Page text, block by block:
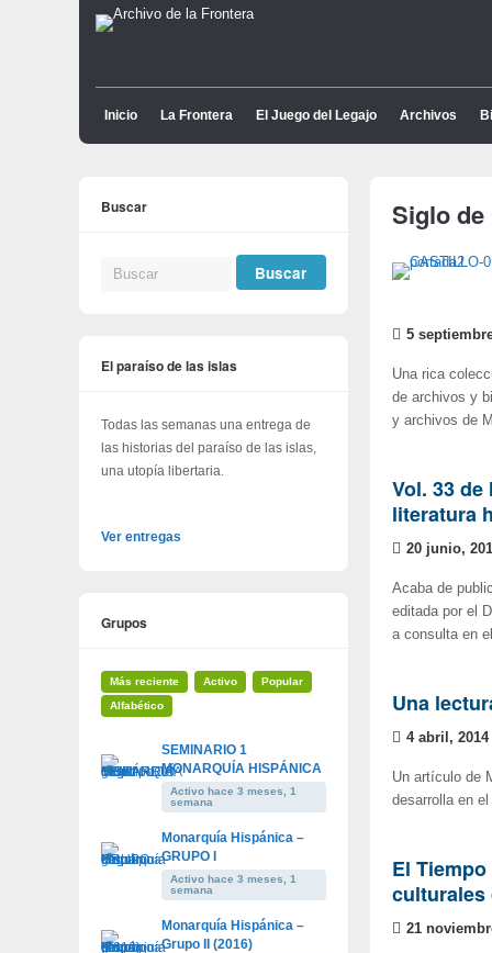
Inicio La Frontera El Juego del Legajo Archivos
Siglo de
5
Una rica
de archivos y
y archivos de
Vol. 33
literatura
20 junio,
Acaba de
editada por el
a consulta en
Una
4 abril, 2014
Un artículo de
desarrolla en
El
culturales
21
Buscar
El paraíso de las islas
Todas las semanas una entrega de
las historias del paraíso de las islas,
una utopía libertaria.
Ver entregas
Grupos
Más reciente Activo
Popular
Alfabético
SEMINARIO 1
MONARQUÍA HISPÁNICA
Activo hace 3 meses, 1
semana
Monarquía Hispánica –
GRUPO I
Activo hace 3 meses, 1
semana
Monarquía Hispánica –
Grupo II (2016)